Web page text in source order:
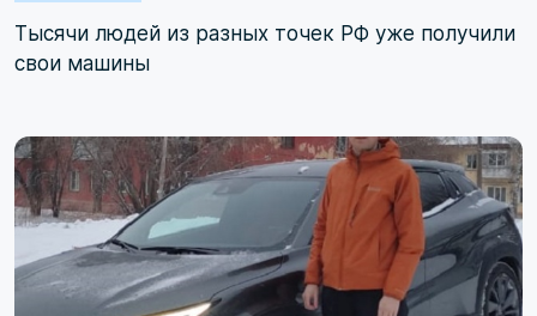
Тысячи людей из разных точек РФ уже получили
свои машины